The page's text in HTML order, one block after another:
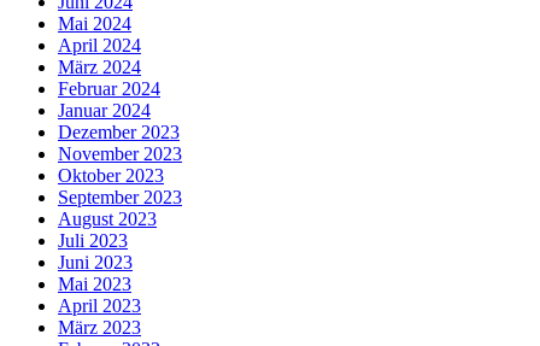
Mai 2024
April 2024
März 2024
Februar 2024
Januar 2024
Dezember 2023
November 2023
Oktober 2023
September 2023
August 2023
Juli 2023
Juni 2023
Mai 2023
April 2023
März 2023